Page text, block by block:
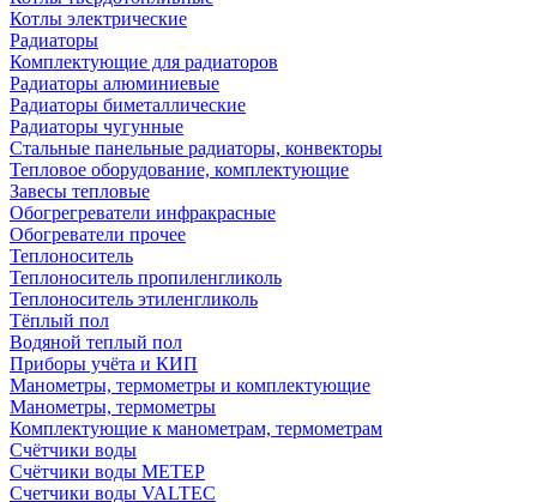
Котлы электрические
Радиаторы
Комплектующие для радиаторов
Радиаторы алюминиевые
Радиаторы биметаллические
Радиаторы чугунные
Стальные панельные радиаторы, конвекторы
Тепловое оборудование, комплектующие
Завесы тепловые
Обогрегреватели инфракрасные
Обогреватели прочее
Теплоноситель
Теплоноситель пропиленгликоль
Теплоноситель этиленгликоль
Тёплый пол
Водяной теплый пол
Приборы учёта и КИП
Манометры, термометры и комплектующие
Манометры, термометры
Комплектующие к манометрам, термометрам
Счётчики воды
Счётчики воды МЕТЕР
Счетчики воды VALTEC